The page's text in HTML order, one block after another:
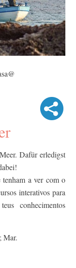
Dafür erledigst
tenham a ver com o
interativos para
conhecimentos
Mar.